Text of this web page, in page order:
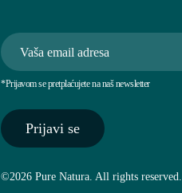
*Prijavom se pretplaćujete na naš newsletter
Prijavi se
©2026 Pure Natura. All rights reserved.